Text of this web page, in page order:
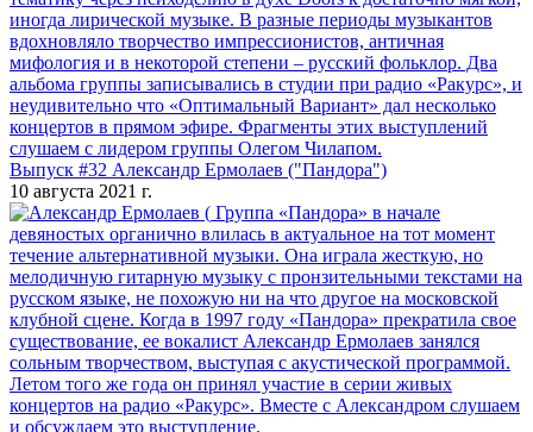
иногда лирической музыке. В разные периоды музыкантов
вдохновляло творчество импрессионистов, античная
мифология и в некоторой степени – русский фольклор. Два
альбома группы записывались в студии при радио «Ракурс», и
неудивительно что «Оптимальный Вариант» дал несколько
концертов в прямом эфире. Фрагменты этих выступлений
слушаем с лидером группы Олегом Чилапом.
Выпуск #32 Александр Ермолаев ("Пандора")
10 августа 2021 г.
Группа «Пандора» в начале
девяностых органично влилась в актуальное на тот момент
течение альтернативной музыки. Она играла жесткую, но
мелодичную гитарную музыку с пронзительными текстами на
русском языке, не похожую ни на что другое на московской
клубной сцене. Когда в 1997 году «Пандора» прекратила свое
существование, ее вокалист Александр Ермолаев занялся
сольным творчеством, выступая с акустической программой.
Летом того же года он принял участие в серии живых
концертов на радио «Ракурс». Вместе с Александром слушаем
и обсуждаем это выступление.